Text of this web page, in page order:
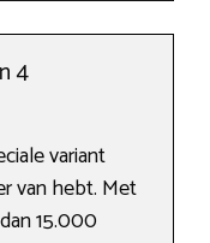
4
variant
van hebt. Met
15.000